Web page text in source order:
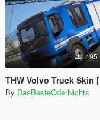
495
THW Volvo Truck Skin [ELS]
By DasBesteOderNichts